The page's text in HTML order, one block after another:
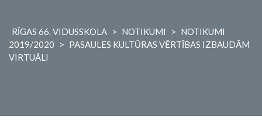
RĪGAS 66. VIDUSSKOLA > NOTIKUMI > NOTIKUMI
2019/2020
> PASAULES KULTŪRAS VĒRTĪBAS IZBAUDĀM
VIRTUĀLI